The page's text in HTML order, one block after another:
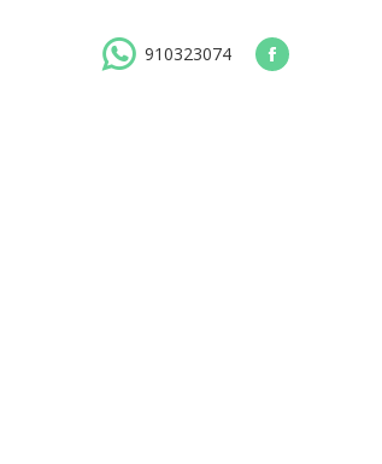
910323074